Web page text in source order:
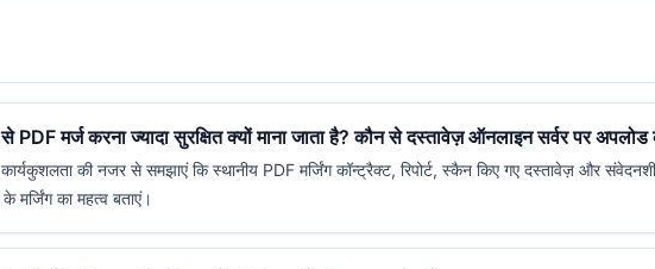
PDF मर्ज करना ज्यादा सुरक्षित क्यों माना जाता है? कौन से दस्तावेज़ ऑनलाइन सर्वर पर
की नजर से समझाएं कि स्थानीय PDF मर्जिंग कॉन्ट्रैक्ट, रिपोर्ट, स्कैन किए गए दस्तावेज़ और
मर्जिंग का महत्व बताएं।